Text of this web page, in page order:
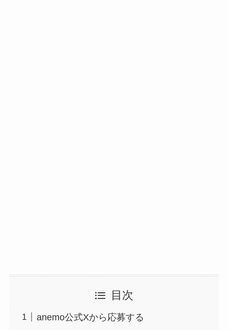
目次
anemo公式Xから応募する